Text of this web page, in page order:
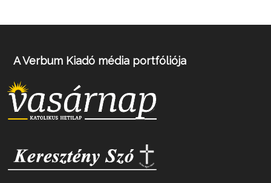
A Verbum Kiadó média portfóliója